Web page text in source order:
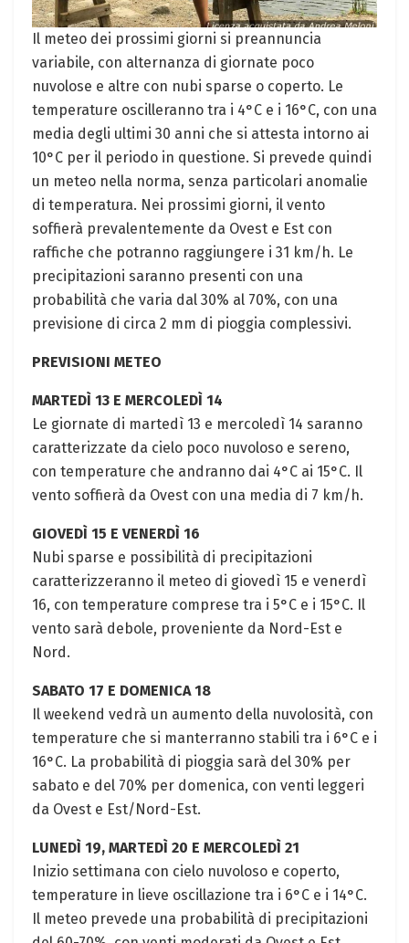
Il meteo dei prossimi giorni si preannuncia
variabile, con alternanza di giornate poco
nuvolose e altre con nubi sparse o coperto. Le
temperature oscilleranno tra i 4°C e i 16°C, con una
media degli ultimi 30 anni che si attesta intorno ai
10°C per il periodo in questione. Si prevede quindi
un meteo nella norma, senza particolari anomalie
di temperatura. Nei prossimi giorni, il vento
soffierà prevalentemente da Ovest e Est con
raffiche che potranno raggiungere i 31 km/h. Le
precipitazioni saranno presenti con una
probabilità che varia dal 30% al 70%, con una
previsione di circa 2 mm di pioggia complessivi.
PREVISIONI METEO
MARTEDÌ 13 E MERCOLEDÌ 14
Le giornate di martedì 13 e mercoledì 14 saranno
caratterizzate da cielo poco nuvoloso e sereno,
con temperature che andranno dai 4°C ai 15°C. Il
vento soffierà da Ovest con una media di 7 km/h.
GIOVEDÌ 15 E VENERDÌ 16
Nubi sparse e possibilità di precipitazioni
caratterizzeranno il meteo di giovedì 15 e venerdì
16, con temperature comprese tra i 5°C e i 15°C. Il
vento sarà debole, proveniente da Nord-Est e
Nord.
SABATO 17 E DOMENICA 18
Il weekend vedrà un aumento della nuvolosità, con
temperature che si manterranno stabili tra i 6°C e i
16°C. La probabilità di pioggia sarà del 30% per
sabato e del 70% per domenica, con venti leggeri
da Ovest e Est/Nord-Est.
LUNEDÌ 19, MARTEDÌ 20 E MERCOLEDÌ 21
Inizio settimana con cielo nuvoloso e coperto,
temperature in lieve oscillazione tra i 6°C e i 14°C.
Il meteo prevede una probabilità di precipitazioni